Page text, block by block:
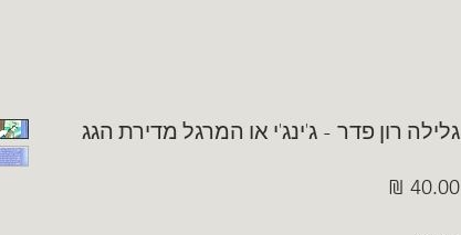
גלילה רון פדר - ג'ינג'י או המרגל מדירת הגג